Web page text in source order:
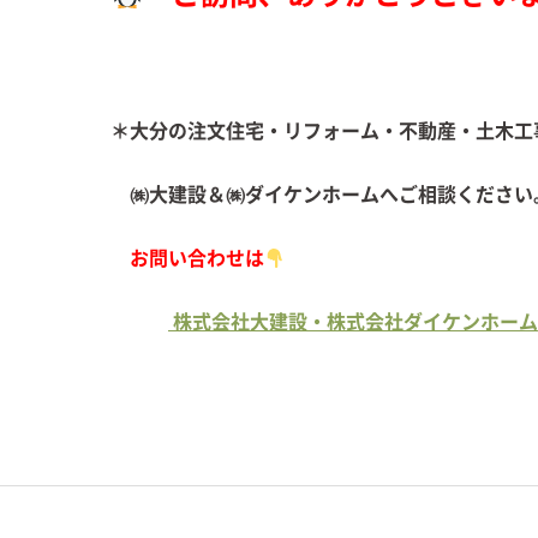
＊大分の注文住宅・リフォーム・不動産・土木工
㈱大建設＆㈱ダイケンホームへご
お問い合わせは
株式会社大建設・株式会社ダイケンホーム